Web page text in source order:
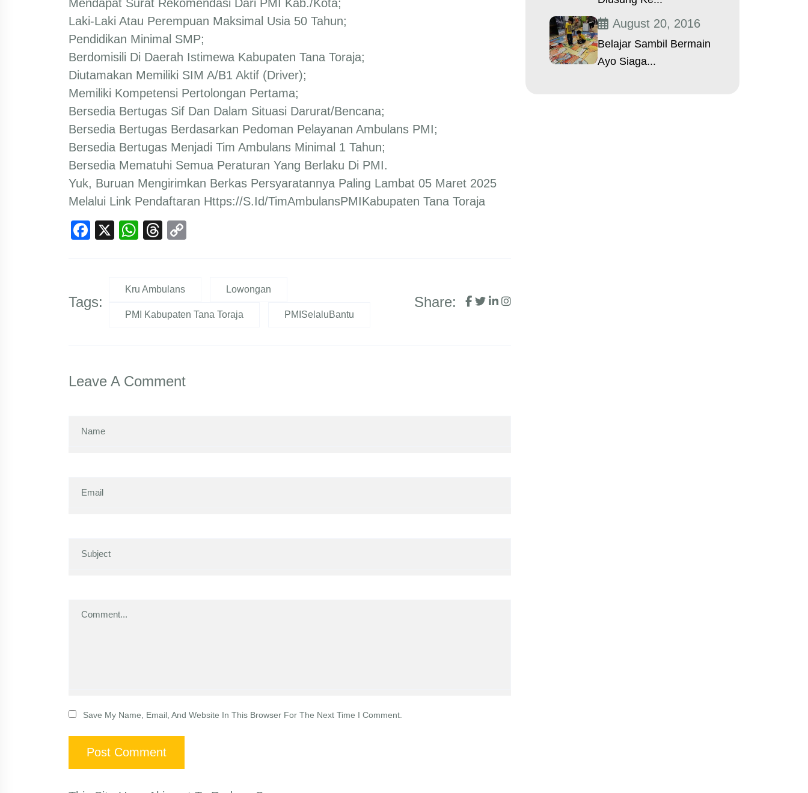
Mendapat Surat Rekomendasi Dari PMI Kab./Kota;
Laki-Laki Atau Perempuan Maksimal Usia 50 Tahun;
Pendidikan Minimal SMP;
Berdomisili Di Daerah Istimewa Kabupaten Tana Toraja;
Diutamakan Memiliki SIM A/B1 Aktif (driver);
Memiliki Kompetensi Pertolongan Pertama;
Bersedia Bertugas Sif Dan Dalam Situasi Darurat/bencana;
Bersedia Bertugas Berdasarkan Pedoman Pelayanan Ambulans PMI;
Bersedia Bertugas Menjadi Tim Ambulans Minimal 1 Tahun;
Bersedia Mematuhi Semua Peraturan Yang Berlaku Di PMI.
Yuk, Buruan Mengirimkan Berkas Persyaratannya Paling Lambat 05 Maret 2025
Melalui Link Pendaftaran Https://s.id/TimAmbulansPMIKabupaten Tana Toraja
Facebook
X WhatsApp
Threads
Tags:
Kru Ambulans Lowongan
PMI Kabupaten Tana Toraja PMISelaluBantu
Share:
Leave A Comment
Save My Name, Email, And Website In This Browser For The Next Time I Comment.
August 20, 2016
Belajar Sambil Bermain
Ayo Siaga...